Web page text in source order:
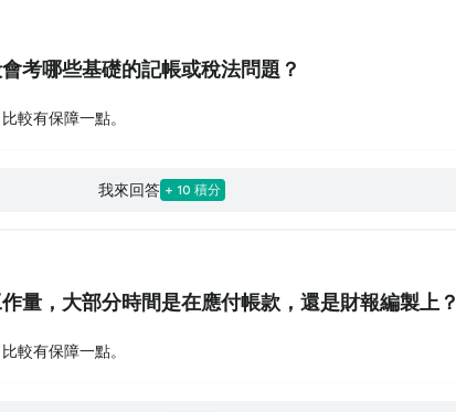
考哪些基礎的記帳或稅法問題？
較有保障一點。
我來回答 + 10 積分
量，大部分時間是在應付帳款，還是財報編製上？
較有保障一點。